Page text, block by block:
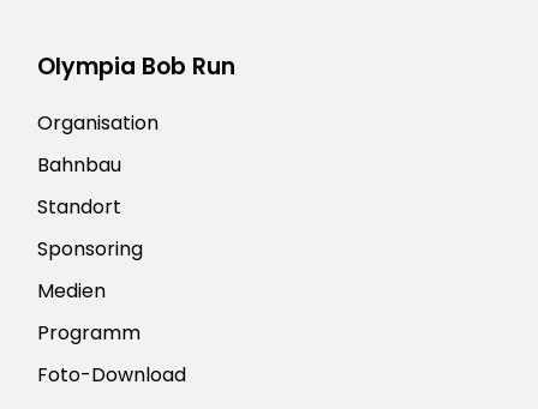
Olympia Bob Run
Organisation
Bahnbau
Standort
Sponsoring
Medien
Programm
Foto-Download